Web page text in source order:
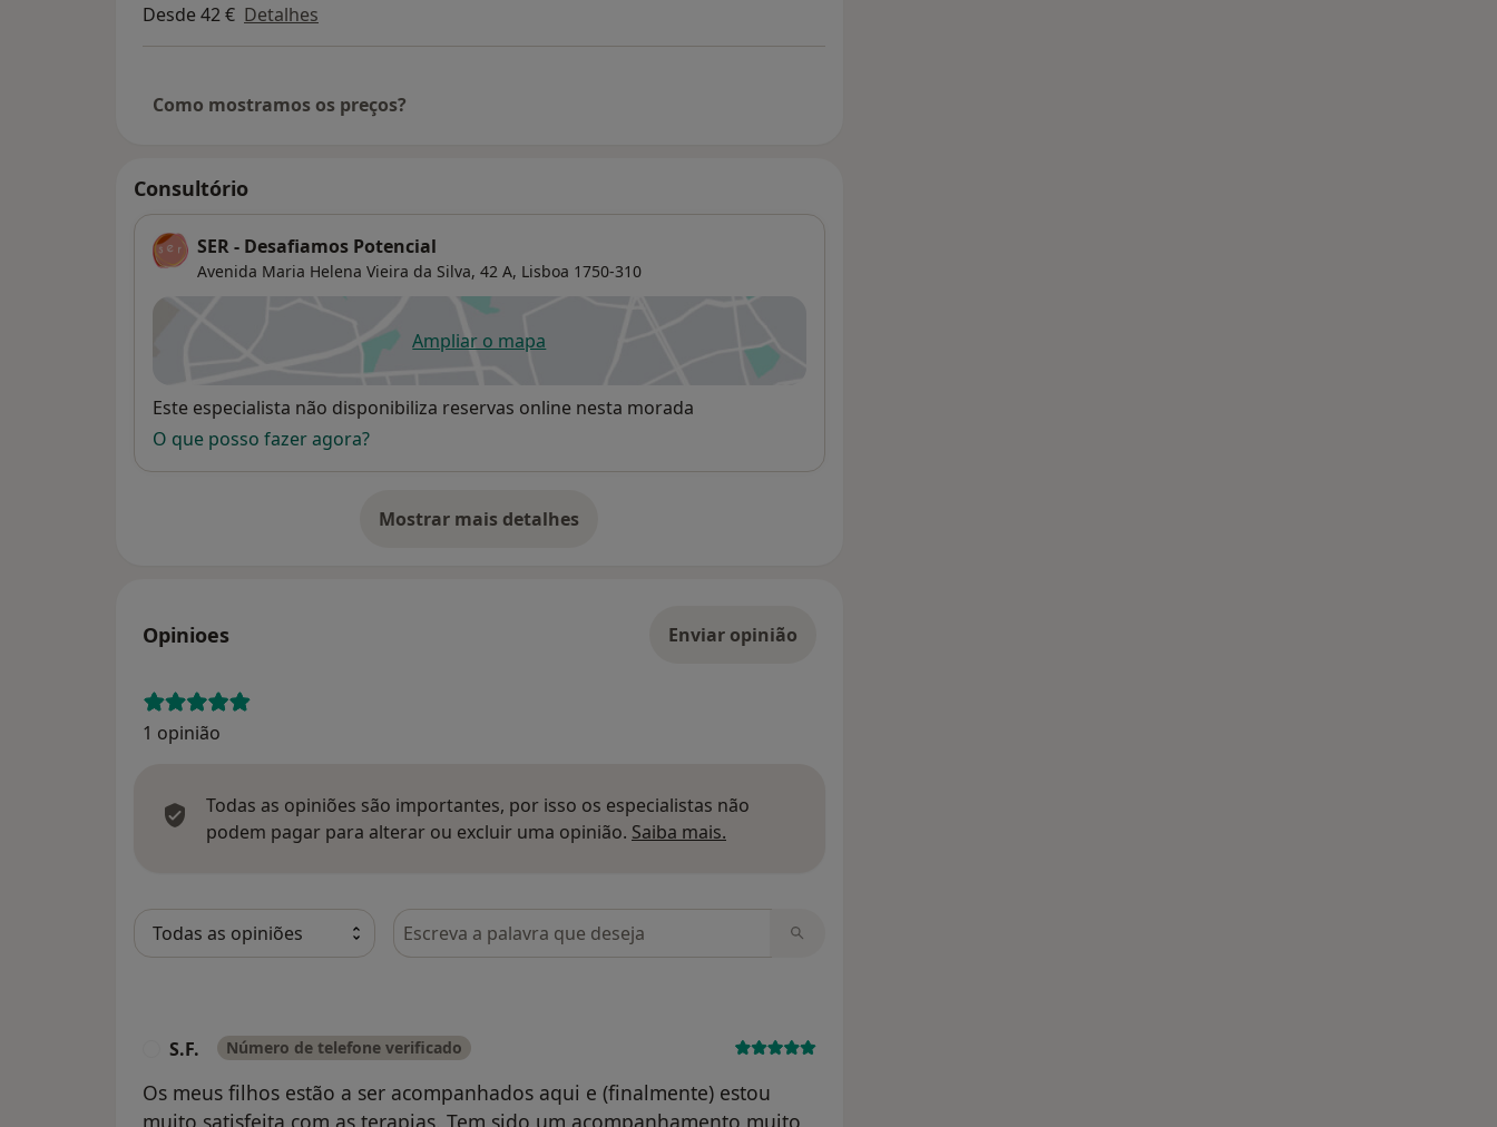
Desde 42 € Detalhes
Como mostramos os preços?
Consultório
SER - Desafiamos Potencial
Avenida Maria Helena Vieira da Silva, 42 A, Lisboa 1750-310
Ampliar o mapaabre num novo separador
Disponibilidade
Este especialista não disponibiliza reservas online nesta morada
O que posso fazer agora?
Mostrar mais detalhes
sobre o endereço
Opinioes Enviar opinião
1 opinião
Todas as opiniões são importantes, por isso os especialistas não
podem pagar para alterar ou excluir uma opinião. Saiba mais.
Pesquisar em opiniões
S.F. Número de telefone verificado
Os meus filhos estão a ser acompanhados aqui e (finalmente) estou
muito satisfeita com as terapias. Tem sido um acompanhamento muito